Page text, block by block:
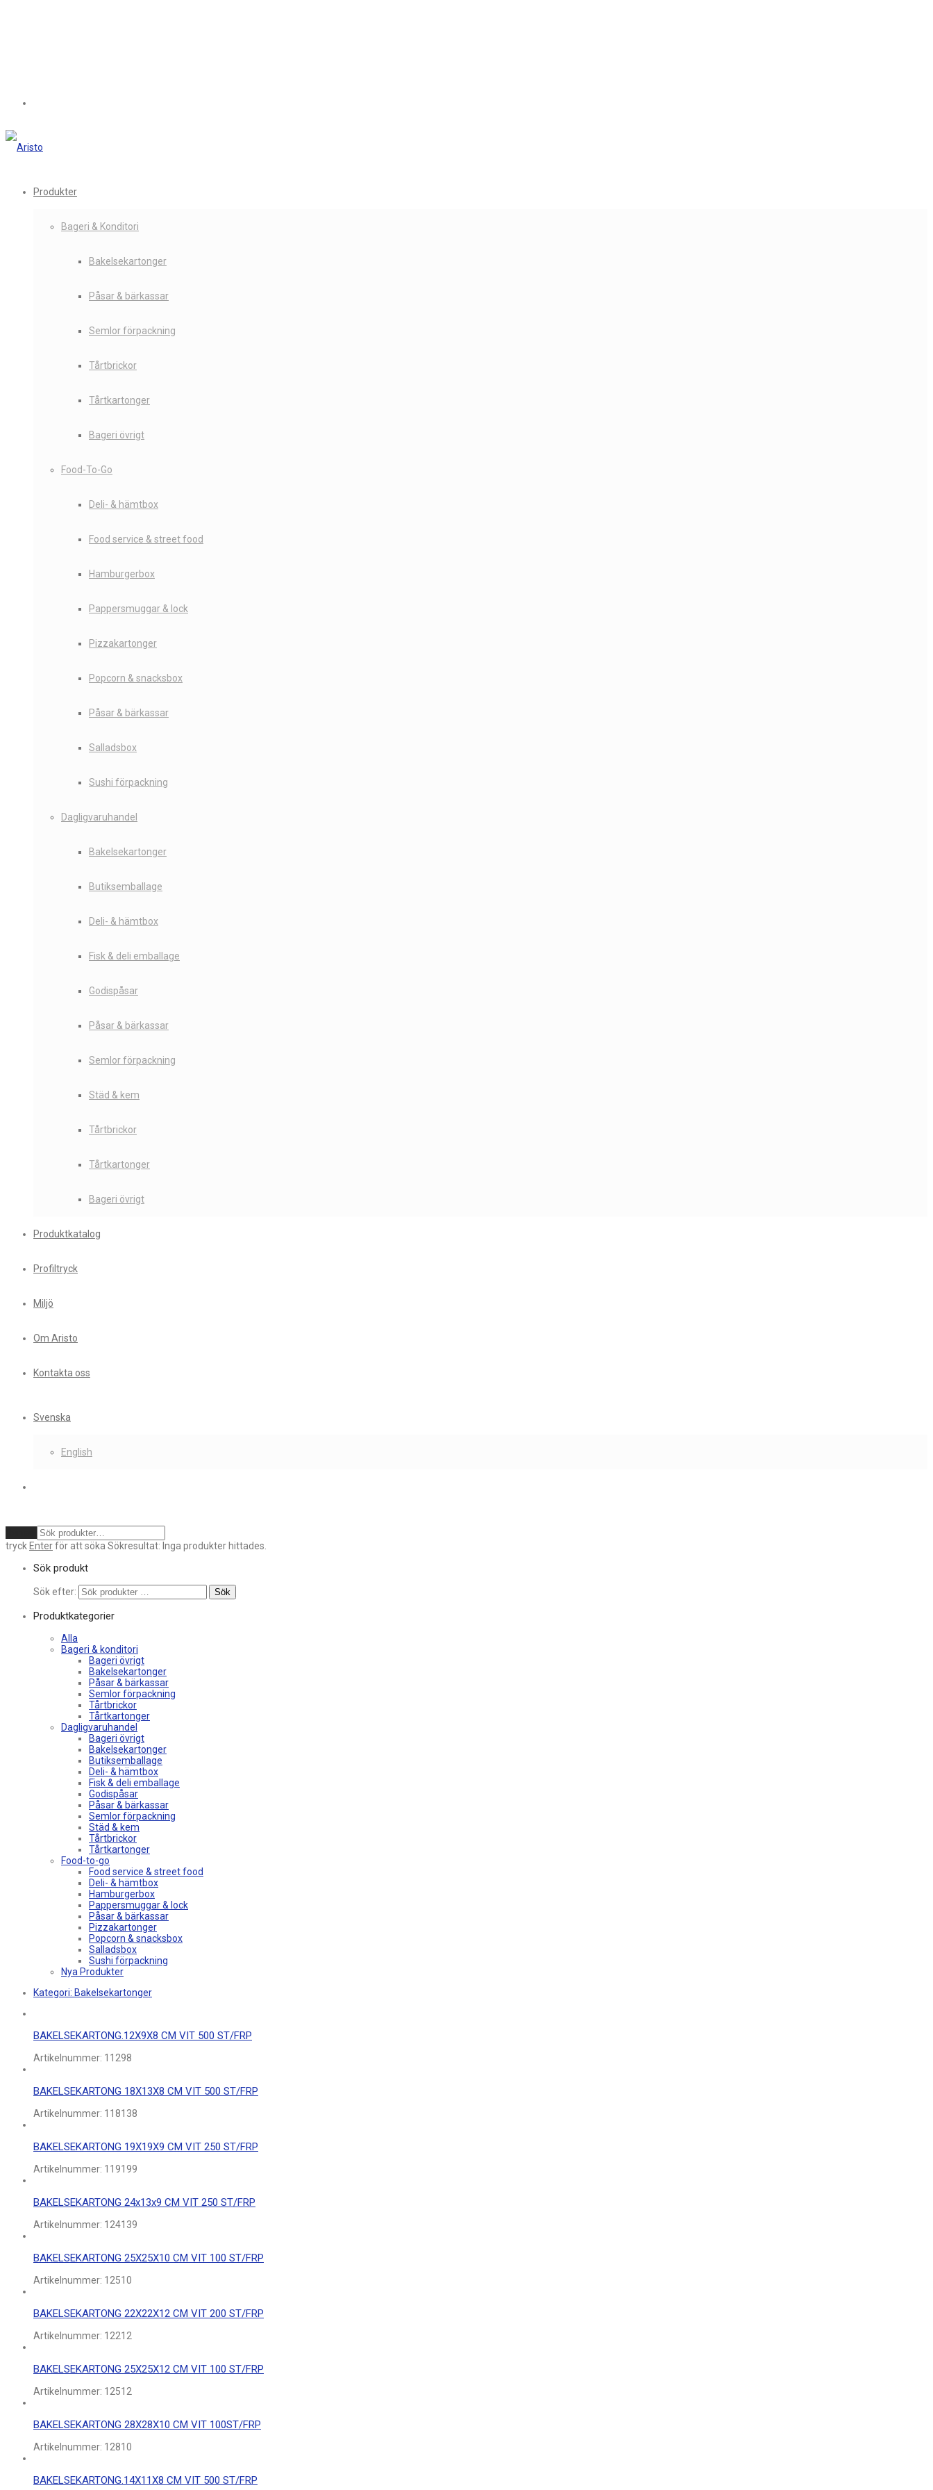
Produkter
Bageri & Konditori
Bakelsekartonger
Påsar & bärkassar
Semlor förpackning
Tårtbrickor
Tårtkartonger
Bageri övrigt
Food-To-Go
Deli- & hämtbox
Food service & street food
Hamburgerbox
Pappersmuggar & lock
Pizzakartonger
Popcorn & snacksbox
Påsar & bärkassar
Salladsbox
Sushi förpackning
Dagligvaruhandel
Bakelsekartonger
Butiksemballage
Deli- & hämtbox
Fisk & deli emballage
Godispåsar
Påsar & bärkassar
Semlor förpackning
Städ & kem
Tårtbrickor
Tårtkartonger
Bageri övrigt
Produktkatalog
Profiltryck
Miljö
Om Aristo
Kontakta oss
Svenska
English
tryck Enterför att söka Sökresultat: Inga produkter hittades.
Sök produkt
Sök efter: Sök
Produktkategorier
Alla
Bageri & konditori
Bageri övrigt
Bakelsekartonger
Påsar & bärkassar
Semlor förpackning
Tårtbrickor
Tårtkartonger
Dagligvaruhandel
Bageri övrigt
Bakelsekartonger
Butiksemballage
Deli- & hämtbox
Fisk & deli emballage
Godispåsar
Påsar & bärkassar
Semlor förpackning
Städ & kem
Tårtbrickor
Tårtkartonger
Food-to-go
Food service & street food
Deli- & hämtbox
Hamburgerbox
Pappersmuggar & lock
Påsar & bärkassar
Pizzakartonger
Popcorn & snacksbox
Salladsbox
Sushi förpackning
Nya Produkter
Kategori: Bakelsekartonger
BAKELSEKARTONG.12X9X8 CM VIT 500 ST/FRP
Artikelnummer: 11298
BAKELSEKARTONG 18X13X8 CM VIT 500 ST/FRP
Artikelnummer: 118138
BAKELSEKARTONG 19X19X9 CM VIT 250 ST/FRP
Artikelnummer: 119199
BAKELSEKARTONG 24x13x9 CM VIT 250 ST/FRP
Artikelnummer: 124139
BAKELSEKARTONG 25X25X10 CM VIT 100 ST/FRP
Artikelnummer: 12510
BAKELSEKARTONG 22X22X12 CM VIT 200 ST/FRP
Artikelnummer: 12212
BAKELSEKARTONG 25X25X12 CM VIT 100 ST/FRP
Artikelnummer: 12512
BAKELSEKARTONG 28X28X10 CM VIT 100ST/FRP
Artikelnummer: 12810
BAKELSEKARTONG.14X11X8 CM VIT 500 ST/FRP